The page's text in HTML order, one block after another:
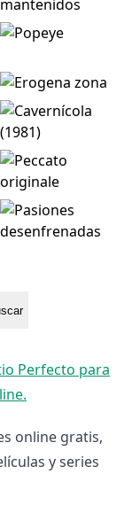
Perfecto para
online gratis,
y series